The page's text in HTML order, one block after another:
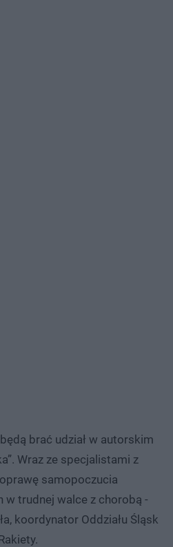
brać udział w autorskim
Wraz ze specjalistami z
samopoczucia
trudnej walce z chorobą -
koordynator Oddziału Śląsk